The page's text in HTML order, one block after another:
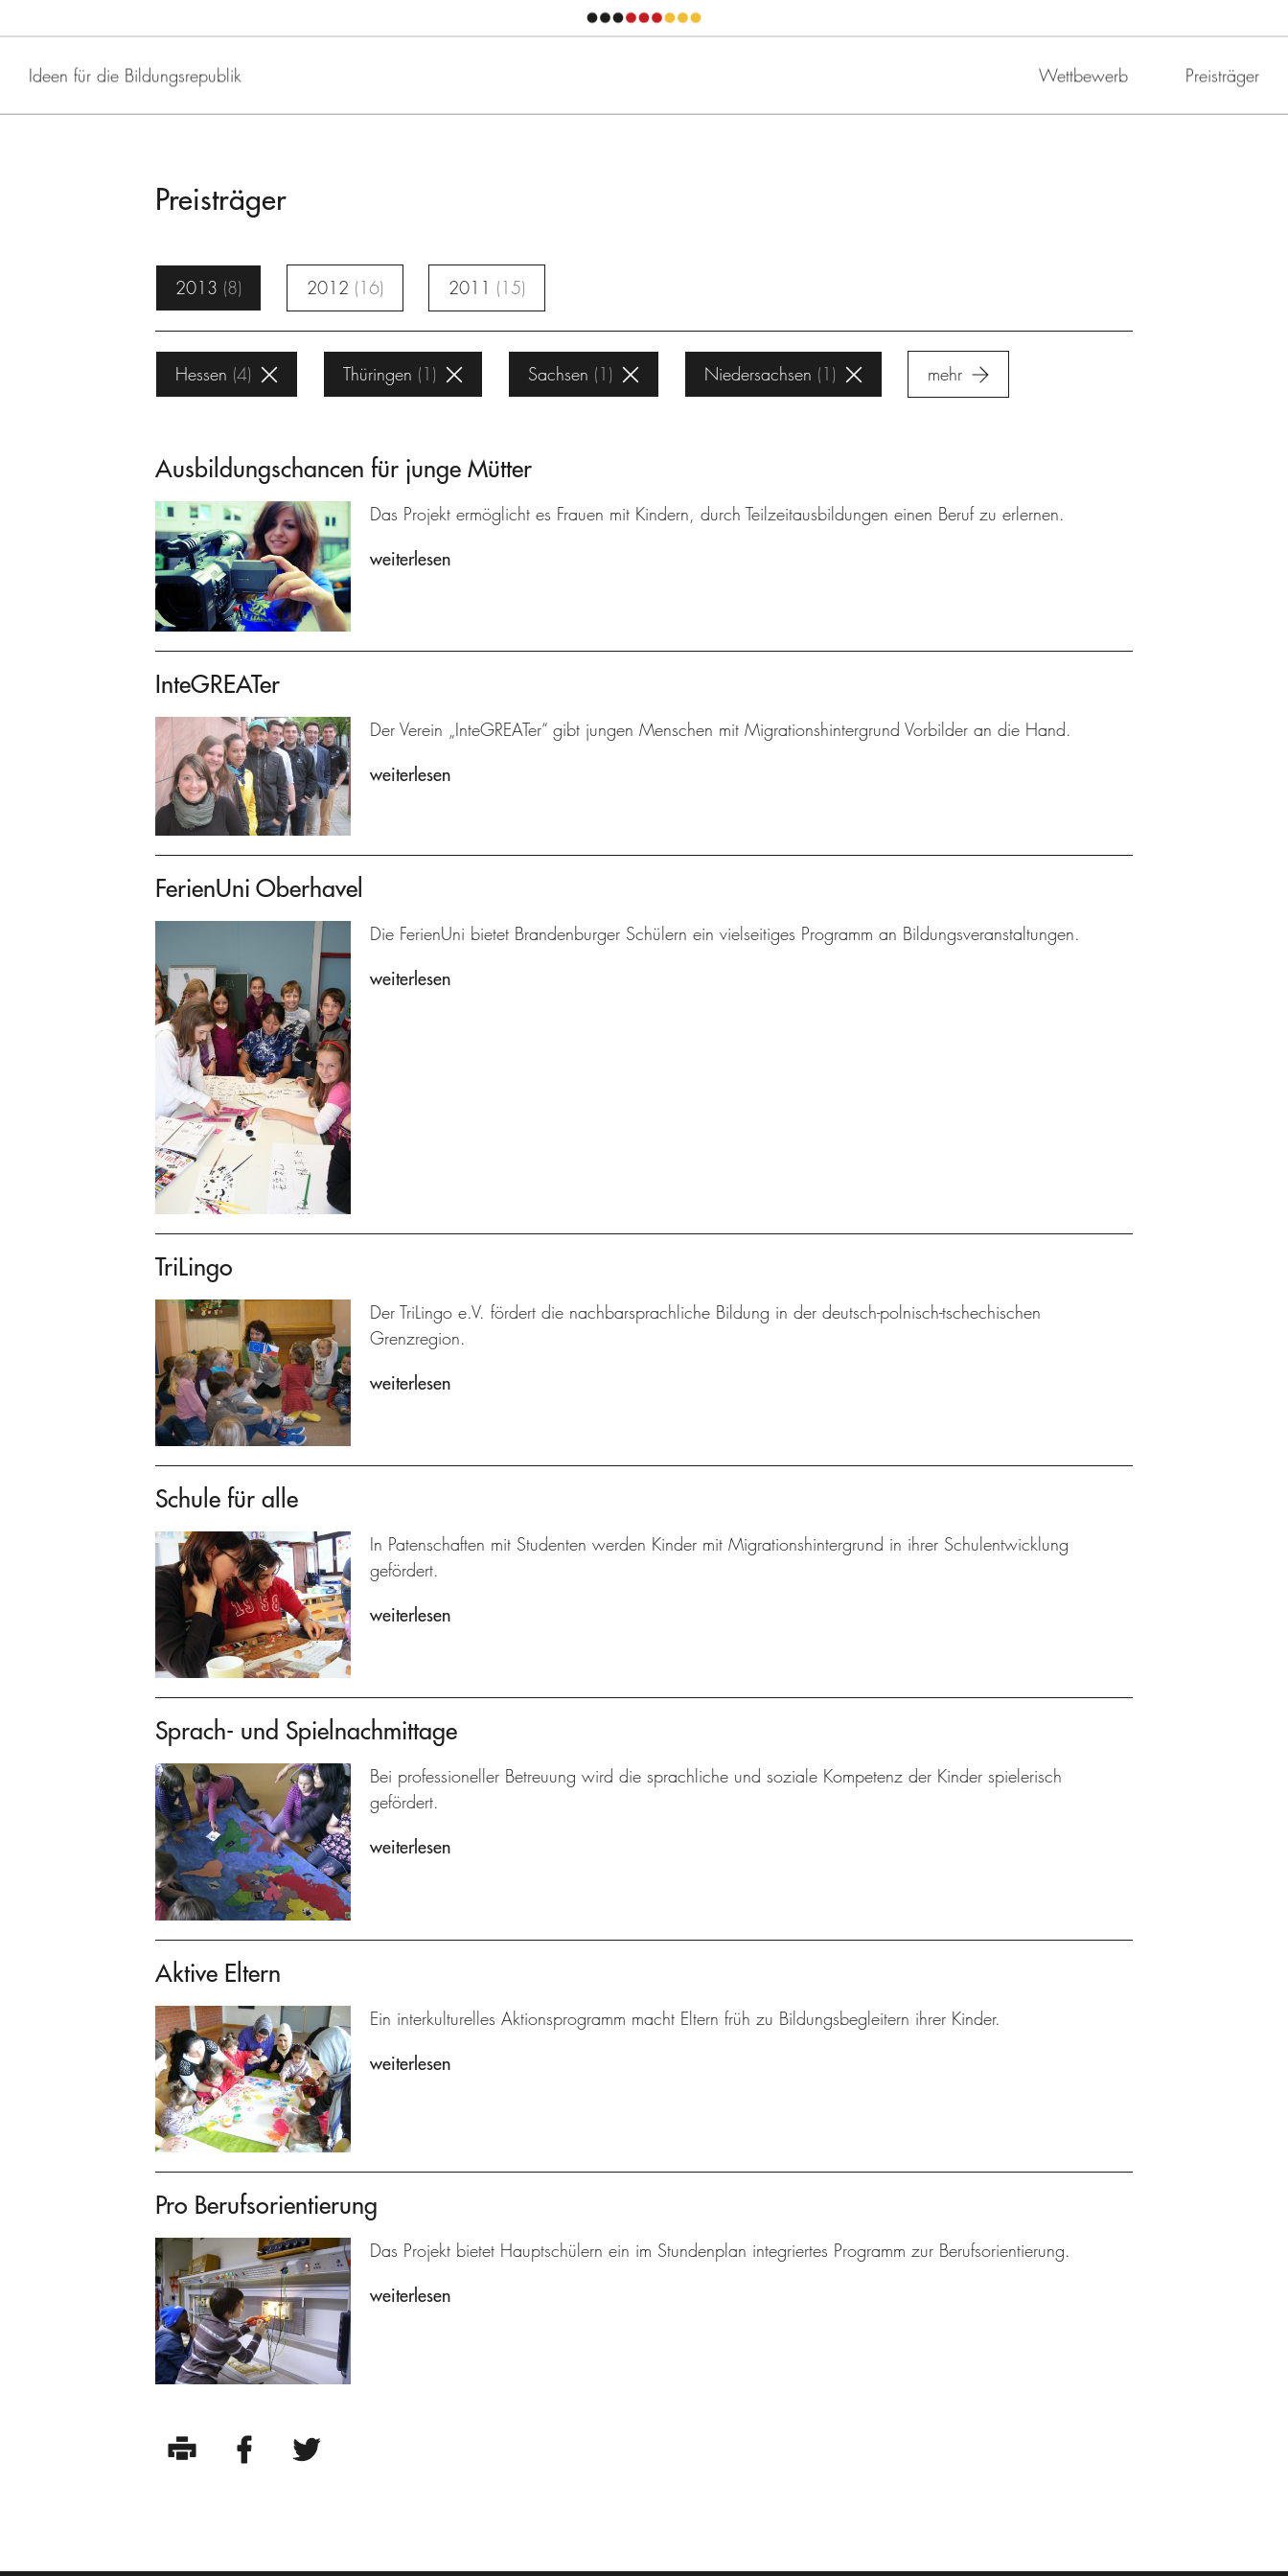
Ideen für die Bildungsrepublik Wettbewerb Preisträger
Preisträger
2013 8 2012 16 2011 15
Hessen 4 Thüringen 1 Sachsen 1 Niedersachsen 1 mehr
Ausbildungschancen für junge Mütter
Das Projekt ermöglicht es Frauen mit Kindern, durch Teilzeitausbildungen einen Beruf zu erlernen.
weiterlesen
InteGREATer
Der Verein „InteGREATer“ gibt jungen Menschen mit Migrationshintergrund Vorbilder an die Hand.
weiterlesen
FerienUni Oberhavel
Die FerienUni bietet Brandenburger Schülern ein vielseitiges Programm an Bildungsveranstaltungen.
weiterlesen
TriLingo
Der TriLingo e.V. fördert die nachbarsprachliche Bildung in der deutsch-polnisch-tschechischen
Grenzregion.
weiterlesen
Schule für alle
In Patenschaften mit Studenten werden Kinder mit Migrationshintergrund in ihrer Schulentwicklung
gefördert.
weiterlesen
Sprach- und Spielnachmittage
Bei professioneller Betreuung wird die sprachliche und soziale Kompetenz der Kinder spielerisch
gefördert.
weiterlesen
Aktive Eltern
Ein interkulturelles Aktionsprogramm macht Eltern früh zu Bildungsbegleitern ihrer Kinder.
weiterlesen
Pro Berufsorientierung
Das Projekt bietet Hauptschülern ein im Stundenplan integriertes Programm zur Berufsorientierung.
weiterlesen